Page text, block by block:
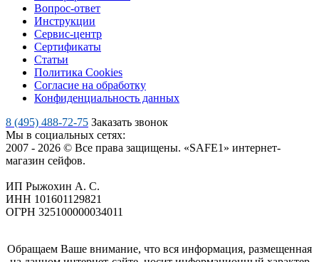
Вопрос-ответ
Инструкции
Сервис-центр
Сертификаты
Статьи
Политика Cookies
Согласие на обработку
Конфиденциальность данных
8 (495) 488-72-75 Заказать звонок
Мы в социальных сетях:
2007 - 2026 © Все права защищены. «SAFE1» интернет-
магазин сейфов.
ИП Рыжохин А. С.
ИНН 101601129821
ОГРН 325100000034011
Обращаем Ваше внимание, что вся информация, размещенная